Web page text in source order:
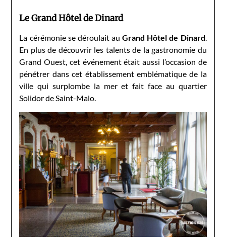
Le Grand Hôtel de Dinard
La cérémonie se déroulait auGrand Hôtel de Dinard.
En plus de découvrir les talents de la gastronomie du
Grand Ouest, cet événement était aussi l’occasion de
pénétrer dans cet établissement emblématique de la
ville qui surplombe la mer et fait face au quartier
Solidor de Saint-Malo.